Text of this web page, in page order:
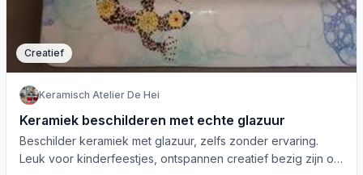
Creatief
Keramisch Atelier De Hei
Keramiek beschilderen met echte glazuur
Beschilder keramiek met glazuur, zelfs zonder ervaring.
Leuk voor kinderfeestjes, ontspannen creatief bezig zijn of